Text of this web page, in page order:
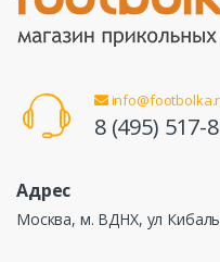
8 (495) 517-
Адрес
Москва, м. ВДНХ, ул